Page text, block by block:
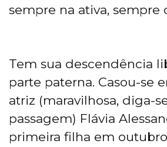
sempre na ativa, sempre
Tem sua descendência
parte paterna. Casou-se
atriz (maravilhosa, diga-
passagem) Flávia
primeira filha em